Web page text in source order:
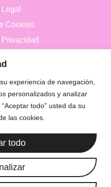
experiencia de navegación,
personalizados y analizar
todo” usted da su
las cookies.
todo
Cookies